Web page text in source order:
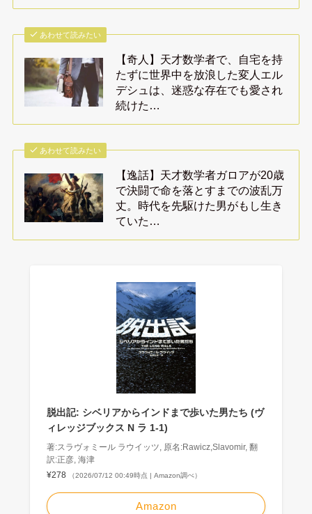
あわせて読みたい
【奇人】天才数学者で、自宅を持
たずに世界中を放浪した変人エル
デシュは、迷惑な存在でも愛され
続けた…
あわせて読みたい
【逸話】天才数学者ガロアが20歳
で決闘で命を落とすまでの波乱万
丈。時代を先駆けた男がもし生き
ていた…
脱出記: シベリアからインドまで歩いた男たち (ヴ
ィレッジブックス N ラ 1-1)
著:スラヴォミール ラウイッツ, 原名:Rawicz,Slavomir, 翻
訳:正彦, 海津
¥278
（2026/07/12 00:49時点 | Amazon調べ）
Amazon